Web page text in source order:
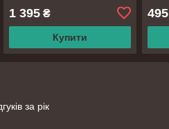
1 395₴
Купити
495
за рік